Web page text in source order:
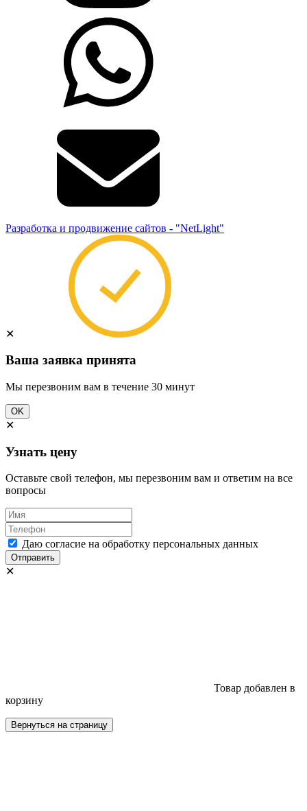
Разработка и продвижение сайтов - "NetLight"
✕
Ваша заявка принята
Мы перезвоним вам в течение 30 минут
OK
✕
Узнать цену
Оставьте свой телефон, мы перезвоним вам и ответим на все
вопросы
Даю согласие на обработку персональных данных
Отправить
✕
Товар добавлен в
корзину
Вернуться на страницу